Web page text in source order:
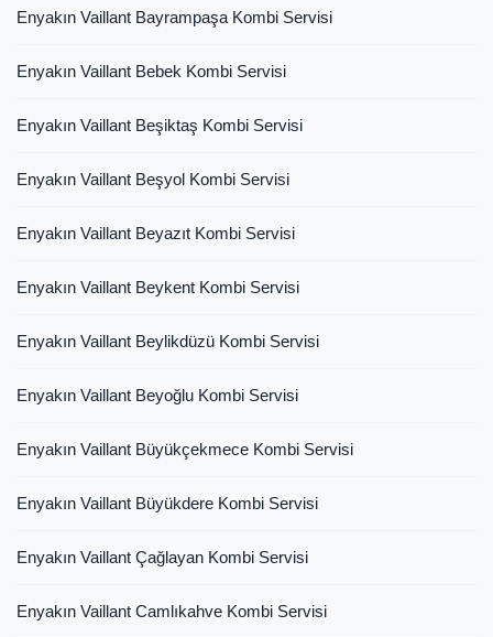
Enyakın Vaillant Bayrampaşa Kombi Servisi
Enyakın Vaillant Bebek Kombi Servisi
Enyakın Vaillant Beşiktaş Kombi Servisi
Enyakın Vaillant Beşyol Kombi Servisi
Enyakın Vaillant Beyazıt Kombi Servisi
Enyakın Vaillant Beykent Kombi Servisi
Enyakın Vaillant Beylikdüzü Kombi Servisi
Enyakın Vaillant Beyoğlu Kombi Servisi
Enyakın Vaillant Büyükçekmece Kombi Servisi
Enyakın Vaillant Büyükdere Kombi Servisi
Enyakın Vaillant Çağlayan Kombi Servisi
Enyakın Vaillant Camlıkahve Kombi Servisi